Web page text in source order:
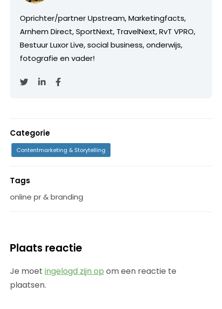
Oprichter/partner Upstream, Marketingfacts,
Arnhem Direct, SportNext, TravelNext, RvT VPRO,
Bestuur Luxor Live, social business, onderwijs,
fotografie en vader!
Categorie
Contentmarketing & Storytelling
Tags
online pr & branding
Plaats reactie
Je moet ingelogd zijn op om een reactie te
plaatsen.